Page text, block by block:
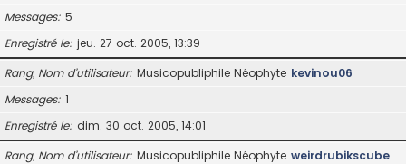
Messages 5
Enregistré le jeu. 27 oct. 2005, 13:39
Rang, Nom d’utilisateur Musicopubliphile Néophyte kevinou06
Messages 1
Enregistré le dim. 30 oct. 2005, 14:01
Rang, Nom d’utilisateur Musicopubliphile Néophyte weirdrubikscube